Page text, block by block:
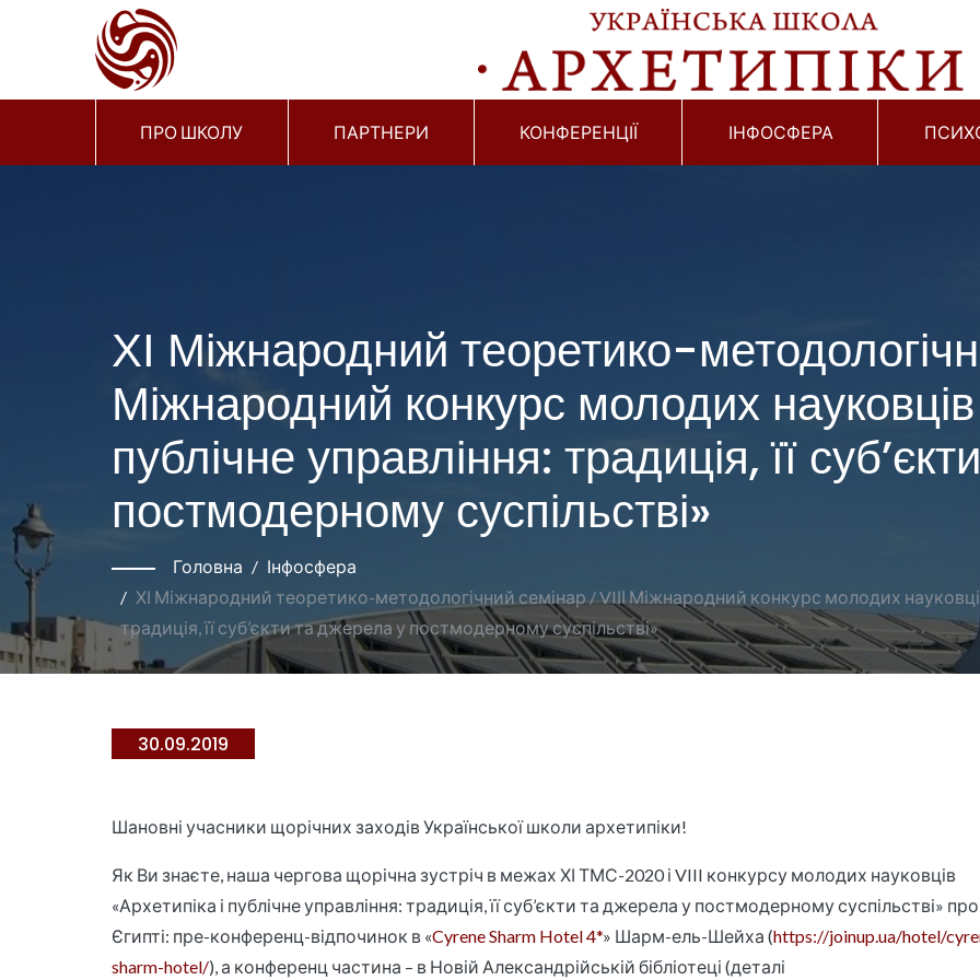
ПРО ШКОЛУ ПАРТНЕРИ КОНФЕРЕНЦІЇ ІНФОСФЕРА
ХІ Міжнародний теоретико-
Міжнародний конкурс молодих науковців
публічне управління: традиція, її
постмодерному суспільстві»
Головна
Інфосфера
ХІ Міжнародний теоретико-методологічний семінар / VIІІ Міжнародний конкурс молодих
традиція, її суб’єкти та джерела у постмодерному суспільстві»
30.09.2019
Шановні учасники щорічних заходів Української школи архетипіки!
Як Ви знаєте, наша чергова щорічна зустріч в межах ХІ ТМС-2020 і VIII конкурсу молодих науковців
«Архетипіка і публічне управління: традиція, її суб’єкти та джерела у постмодерному суспільстві»
Єгипті: пре-конференц-відпочинок в «Cyrene Sharm Hotel 4*» Шарм-ель-Шейха (https://joinup.ua/hotel/
sharm-hotel/), а конференц частина – в Новій Александрійській бібліотеці (деталі